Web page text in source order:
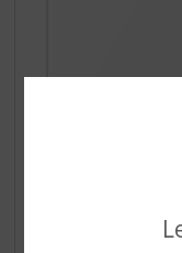
Watermelon Fizz,